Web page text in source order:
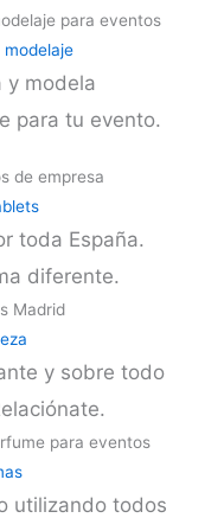
modelaje
y modela
para tu evento.
toda España.
diferente.
y sobre todo
utilizando todos